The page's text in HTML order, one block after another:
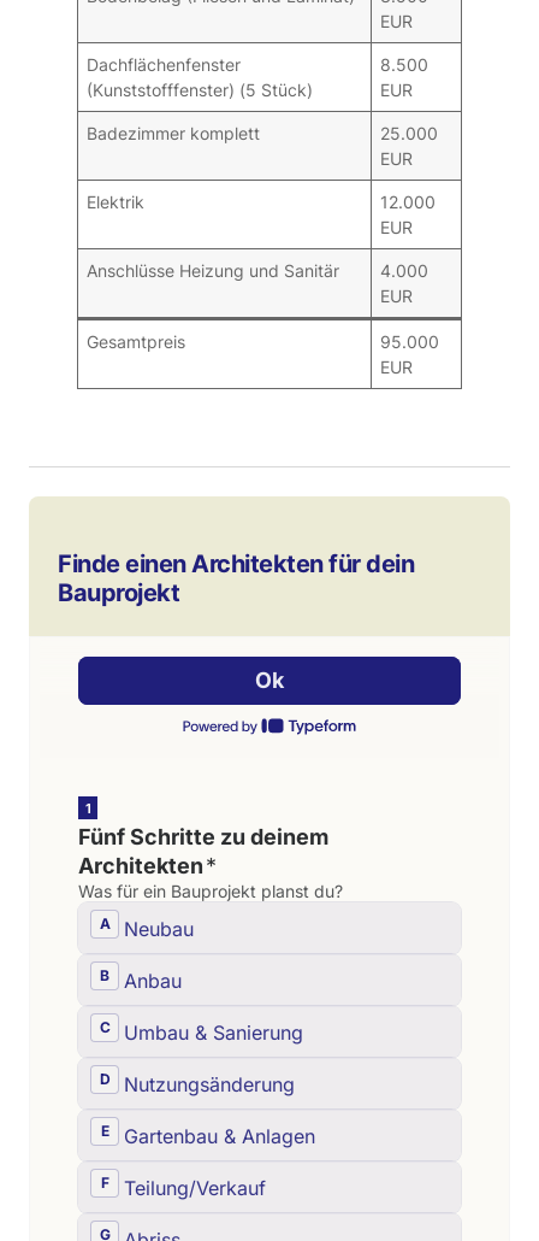
EUR
Dachflächenfenster
(Kunststofffenster) (5 Stück)
8.500
EUR
Badezimmer komplett
25.000
EUR
Elektrik
12.000
EUR
Anschlüsse Heizung und Sanitär
4.000
EUR
Gesamtpreis
95.000
EUR
Finde einen Architekten für dein
Bauprojekt